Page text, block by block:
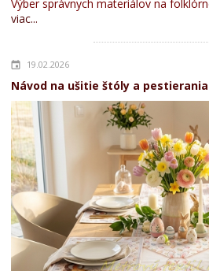
Výber správnych materiálov na
viac...
19.02.2026
Návod na ušitie štóly a pestierania